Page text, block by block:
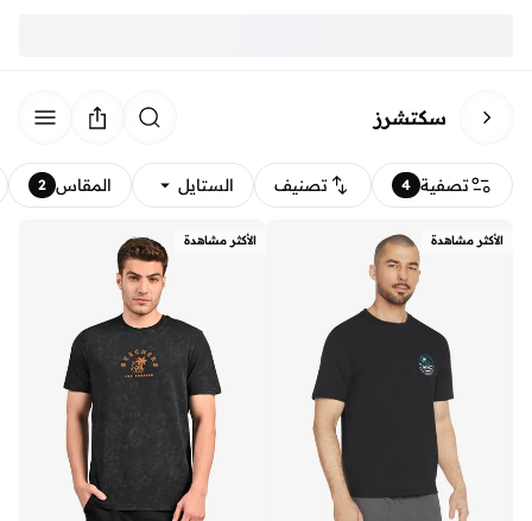
سكتشرز
تصفية 4 تصنيف الستايل المقاس 2
الأكثر مشاهدة الأكثر مشاهدة